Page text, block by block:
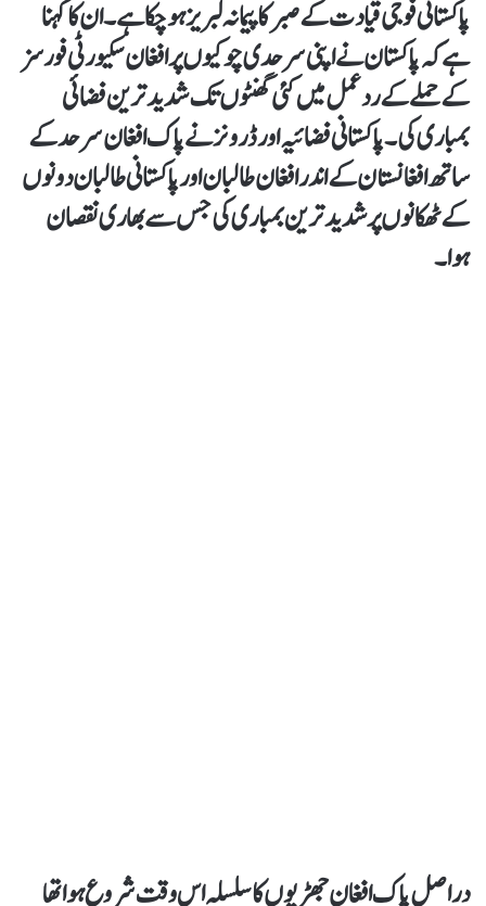
پاکستانی فوجی قیادت کے صبر کا پیمانہ لبریز ہو چکا ہے۔ ان کا کہنا
ہے کہ پاکستان نے اپنی سرحدی چوکیوں پر افغان سکیورٹی فورسز
کے حملے کے ردعمل میں کئی گھنٹوں تک شدید ترین فضائی
بمباری کی۔ پاکستانی فضائیہ اور ڈرونز نے پاک افغان سرحد کے
ساتھ افغانستان کے اندر افغان طالبان اور پاکستانی طالبان دونوں
کے ٹھکانوں پر شدید ترین بمباری کی جس سے بھاری نقصان
ہوا۔
دراصل پاک افغان جھڑپوں کا سلسلہ اس وقت شروع ہوا تھا